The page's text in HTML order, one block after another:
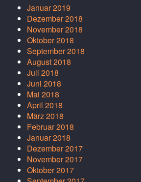
Januar 2019
Dezember 2018
November 2018
Oktober 2018
September 2018
August 2018
Juli 2018
Juni 2018
Mai 2018
April 2018
März 2018
Februar 2018
Januar 2018
Dezember 2017
November 2017
Oktober 2017